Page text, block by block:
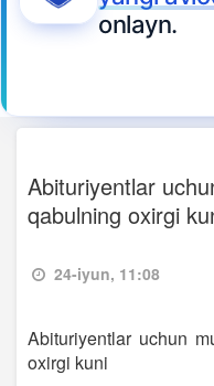
onlayn.
Abituriyentlar
qabulning oxirgi
24-iyun, 11:08
Abituriyentlar uchun
oxirgi kuni